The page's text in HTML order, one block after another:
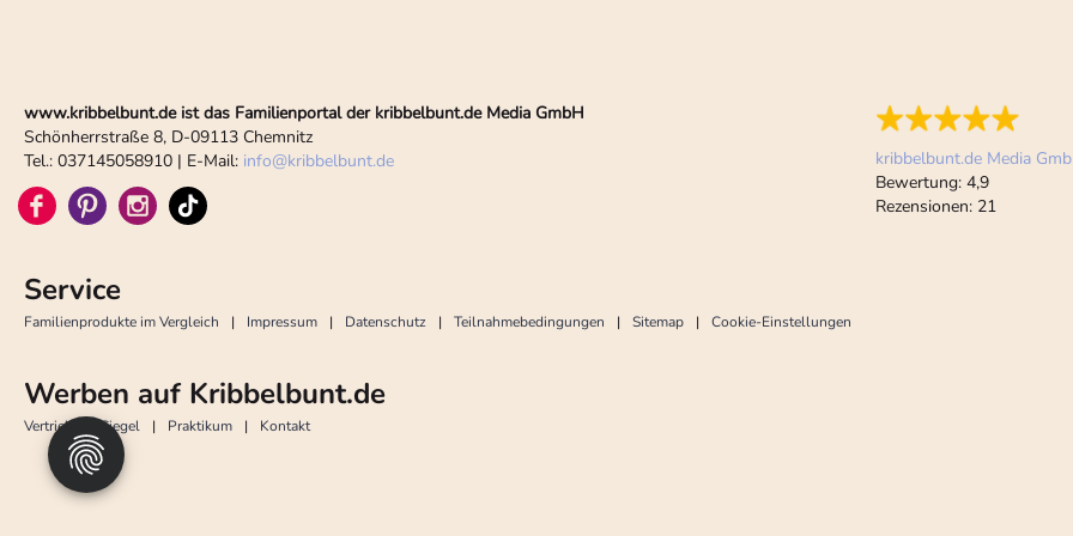
www.kribbelbunt.de ist das Familienportal der kribbelbunt.de Media GmbH
Schönherrstraße 8, D-09113 Chemnitz
Tel.: 037145058910 | E-Mail: info@kribbelbunt.de
Service
Familienprodukte im Vergleich Impressum Datenschutz Teilnahmebedingungen Sitemap Cookie-Einstellungen
Werben auf Kribbelbunt.de
Vertrieb Siegel Praktikum Kontakt
kribbelbunt.de Media
Bewertung: 4,9
Rezensionen: 21